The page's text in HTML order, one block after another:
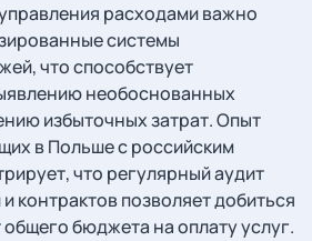
расходами важно
системы
что способствует
необоснованных
избыточных затрат. Опыт
в Польше с российским
что регулярный аудит
контрактов позволяет добиться
бюджета на оплату услуг.